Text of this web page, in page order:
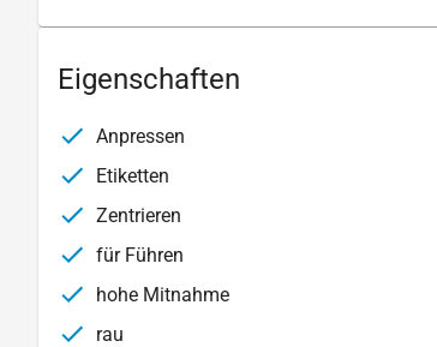
Eigenschaften
Anpressen
Etiketten
Zentrieren
für Führen
hohe Mitnahme
rau